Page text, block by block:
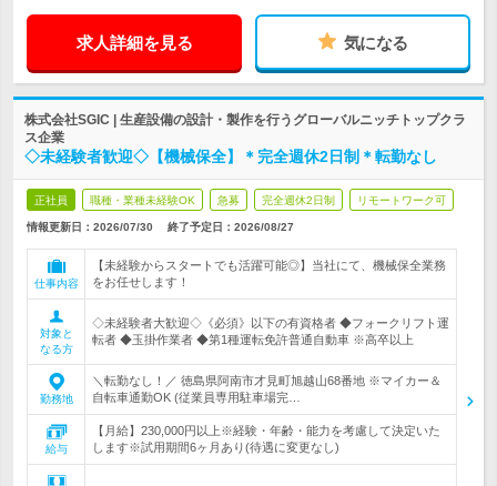
求人詳細を見る 気になる
株式会社SGIC | 生産設備の設計・製作を行うグローバルニッチトップクラ
ス企業
◇未経験者歓迎◇【機械保全】＊完全週休2日制＊転勤なし
正社員 職種・業種未経験OK 急募 完全週休2日制 リモートワーク可
情報更新日：2026/07/30 終了予定日： 2026/08/27
仕事内容
【未経験からスタートでも活躍可能◎】当社にて、機械保全業務
をお任せします！
対象と
なる方
◇未経験者大歓迎◇《必須》以下の有資格者 ◆フォークリフト運
転者 ◆玉掛作業者 ◆第1種運転免許普通自動車 ※高卒以上
勤務地
＼転勤なし！／ 徳島県阿南市才見町旭越山68番地 ※マイカー＆
自転車通勤OK (従業員専用駐車場完…
給与
【月給】230,000円以上※経験・年齢・能力を考慮して決定いた
します※試用期間6ヶ月あり(待遇に変更なし)